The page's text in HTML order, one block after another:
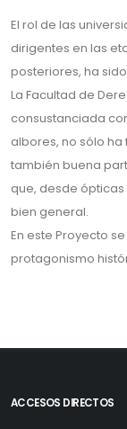
El rol de las
dirigentes en las
posteriores, ha
La Facultad de
consustanciada
albores, no sólo
también buena
que, desde
bien general.
En este Proyecto
protagonismo
ACCESOS DIRECTOS